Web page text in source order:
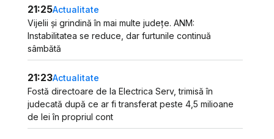
21:25Actualitate
Vijelii și grindină în mai multe județe. ANM:
Instabilitatea se reduce, dar furtunile continuă
sâmbătă
21:23Actualitate
Fostă directoare de la Electrica Serv, trimisă în
judecată după ce ar fi transferat peste 4,5 milioane
de lei în propriul cont